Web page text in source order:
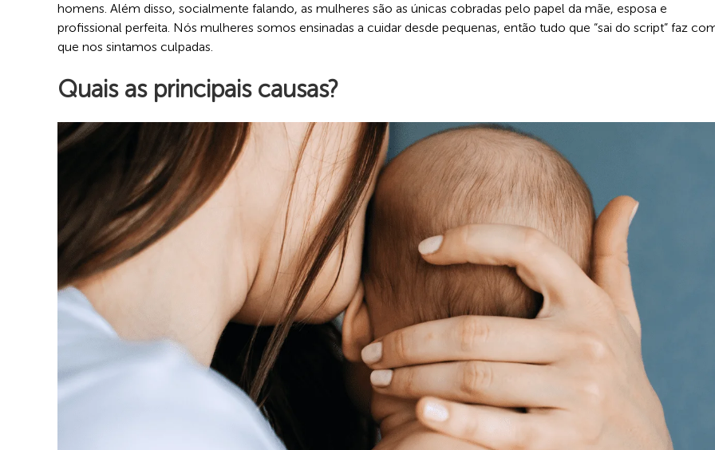
homens. Além disso, socialmente falando, as mulheres são as únicas cobradas pelo papel da mãe, esposa e
profissional perfeita. Nós mulheres somos ensinadas a cuidar desde pequenas, então tudo que “sai do script” faz
que nos sintamos culpadas.
Quais as principais causas?